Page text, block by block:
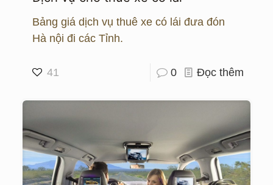
Bảng giá dịch vụ thuê xe có lái đưa đón
Hà nội đi các Tỉnh.
41 0 Đọc thêm